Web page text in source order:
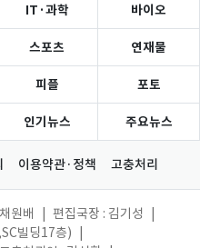
IT·과학 바이오
스포츠 연재물
피플 포토
인기뉴스 주요뉴스
이용약관·정책 고충처리
원배 편집국장 : 김기성
빌딩17층)